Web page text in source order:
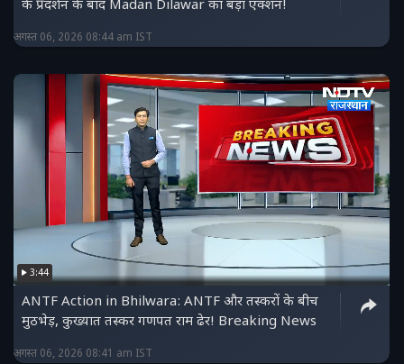
के प्रदर्शन के बाद Madan Dilawar का बड़ा एक्शन!
अगस्त 06, 2026 08:44 am IST
3:44
ANTF Action in Bhilwara: ANTF और तस्करों के बीच
मुठभेड़, कुख्यात तस्कर गणपत राम ढेर! Breaking News
अगस्त 06, 2026 08:41 am IST